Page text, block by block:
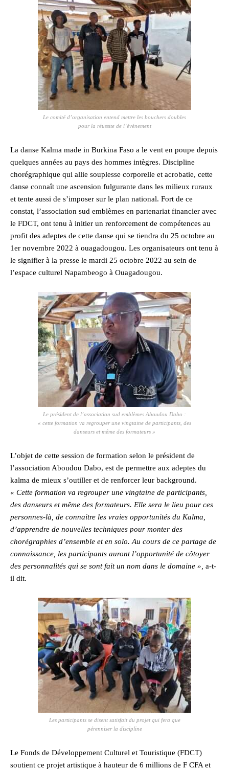
Le comité d’organisation entend mettre les bouchers doubles
pour la réussite de l’événement
La danse Kalma made in Burkina Faso a le vent en poupe depuis
quelques années au pays des hommes intègres. Discipline
chorégraphique qui allie souplesse corporelle et acrobatie, cette
danse connaît une ascension fulgurante dans les milieux ruraux
et tente aussi de s’imposer sur le plan national. Fort de ce
constat, l’association sud emblèmes en partenariat financier avec
le FDCT, ont tenu à initier un renforcement de compétences au
profit des adeptes de cette danse qui se tiendra du 25 octobre au
1er novembre 2022 à ouagadougou. Les organisateurs ont tenu à
le signifier à la presse le mardi 25 octobre 2022 au sein de
l’espace culturel Napambeogo à Ouagadougou.
Le président de l’association sud emblèmes Aboudou Dabo :
« cette formation va regrouper une vingtaine de participants, des
danseurs et même des formateurs »
L’objet de cette session de formation selon le président de
l’association Aboudou Dabo, est de permettre aux adeptes du
kalma de mieux s’outiller et de renforcer leur background.
« Cette formation va regrouper une vingtaine de participants,
des danseurs et même des formateurs. Elle sera le lieu pour ces
personnes-là, de connaitre les vraies opportunités du Kalma,
d’apprendre de nouvelles techniques pour monter des
chorégraphies d’ensemble et en solo. Au cours de ce partage de
connaissance, les participants auront l’opportunité de côtoyer
des personnalités qui se sont fait un nom dans le domaine », a-t-
il dit.
Les participants se disent satisfait du projet qui fera que
pérenniser la discipline
Le Fonds de Développement Culturel et Touristique (FDCT)
soutient ce projet artistique à hauteur de 6 millions de F CFA et